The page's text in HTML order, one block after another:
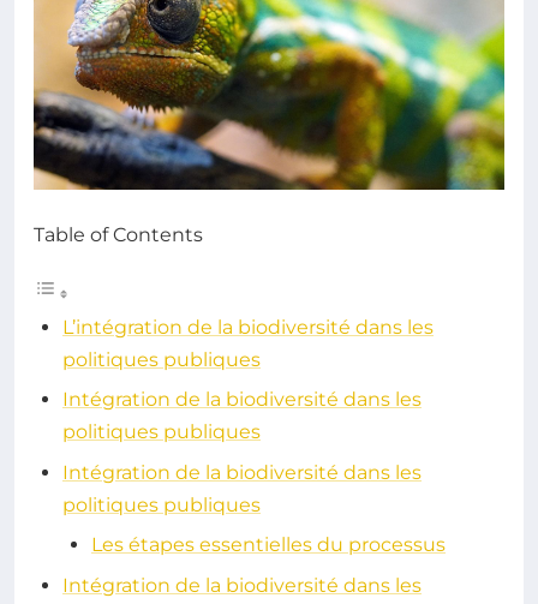
Table of Contents
L’intégration de la biodiversité dans les
politiques publiques
Intégration de la biodiversité dans les
politiques publiques
Intégration de la biodiversité dans les
politiques publiques
Les étapes essentielles du processus
Intégration de la biodiversité dans les